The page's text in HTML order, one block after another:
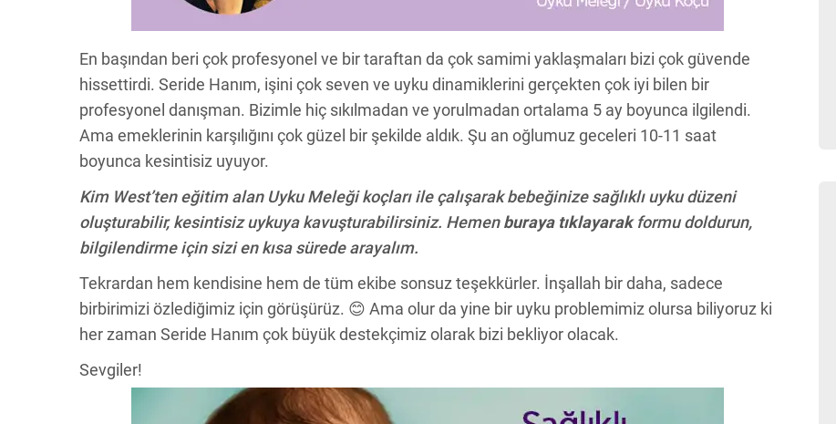
En başından beri çok profesyonel ve bir taraftan da çok samimi yaklaşmaları bizi çok güvende
hissettirdi. Seride Hanım, işini çok seven ve uyku dinamiklerini gerçekten çok iyi bilen bir
profesyonel danışman. Bizimle hiç sıkılmadan ve yorulmadan ortalama 5 ay boyunca ilgilendi.
Ama emeklerinin karşılığını çok güzel bir şekilde aldık. Şu an oğlumuz geceleri 10-11 saat
boyunca kesintisiz uyuyor.
Kim West’ten eğitim alan Uyku Meleği koçları ile çalışarak bebeğinize sağlıklı uyku düzeni
oluşturabilir, kesintisiz uykuya kavuşturabilirsiniz. Hemenburaya tıklayarakformu doldurun,
bilgilendirme için sizi en kısa sürede arayalım.
Tekrardan hem kendisine hem de tüm ekibe sonsuz teşekkürler. İnşallah bir daha, sadece
birbirimizi özlediğimiz için görüşürüz. 😊 Ama olur da yine bir uyku problemimiz olursa biliyoruz ki
her zaman Seride Hanım çok büyük destekçimiz olarak bizi bekliyor olacak.
Sevgiler!